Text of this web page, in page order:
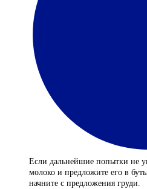
Если дальнейшие попытки не
молоко и предложите его в
начните с предложения груди.